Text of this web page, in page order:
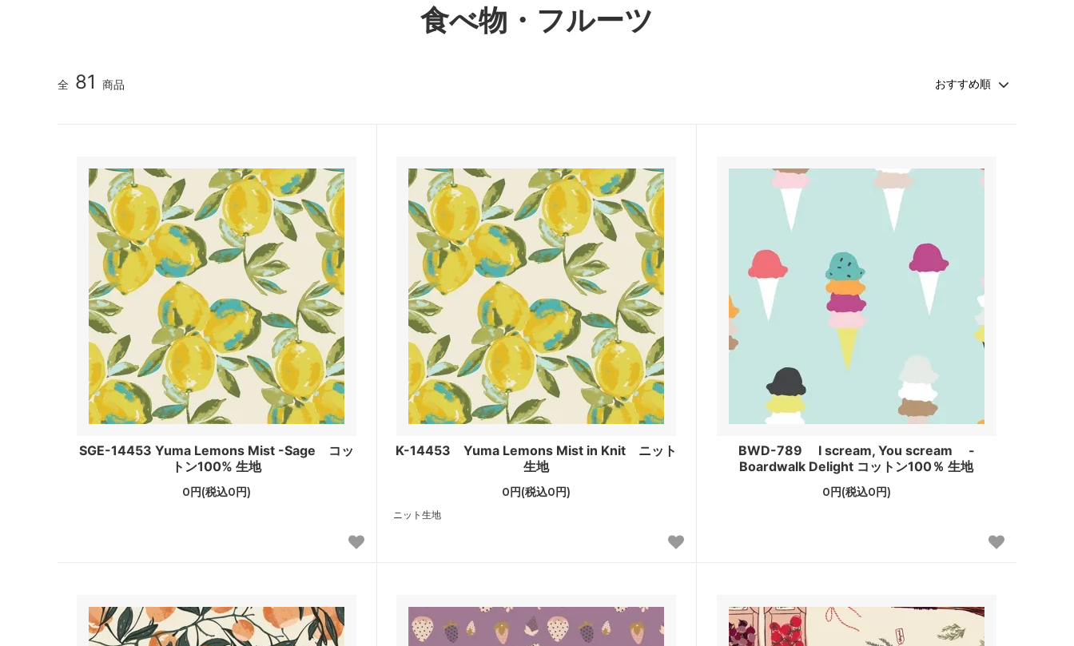
食べ物・フルーツ
全 81 商品
SGE-14453 Yuma Lemons Mist -Sage コッ
トン100% 生地
0円(税込0円)
K-14453 Yuma Lemons Mist in Knit ニット
生地
0円(税込0円)
ニット生地
BWD-789 I scream, You scream -
Boardwalk Delight コットン100％ 生地
0円(税込0円)